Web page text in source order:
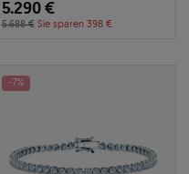
5.290 €
5.688 € Sie sparen 398 €
-7%